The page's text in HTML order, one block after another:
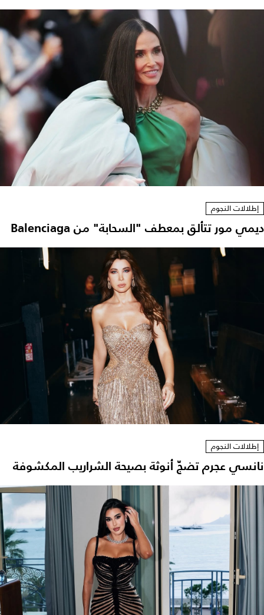
إطلالات النجوم
ديمي مور تتألق بمعطف "السحابة" من Balenciaga
إطلالات النجوم
نانسي عجرم تضجّ أنوثة بصيحة الشراريب المكشوفة